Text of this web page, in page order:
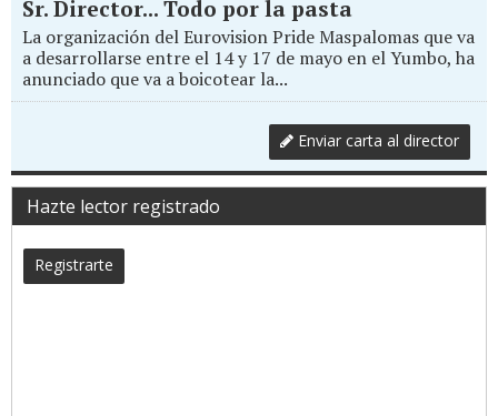
Sr. Director... Todo por la pasta
La organización del Eurovision Pride Maspalomas que va
a desarrollarse entre el 14 y 17 de mayo en el Yumbo, ha
anunciado que va a boicotear la...
Enviar carta al director
Hazte lector registrado
Registrarte